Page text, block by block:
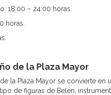
18:00 – 24:00 horas.
horas.
de la Plaza Mayor
la Plaza Mayor se convierte
de figuras de Belén,